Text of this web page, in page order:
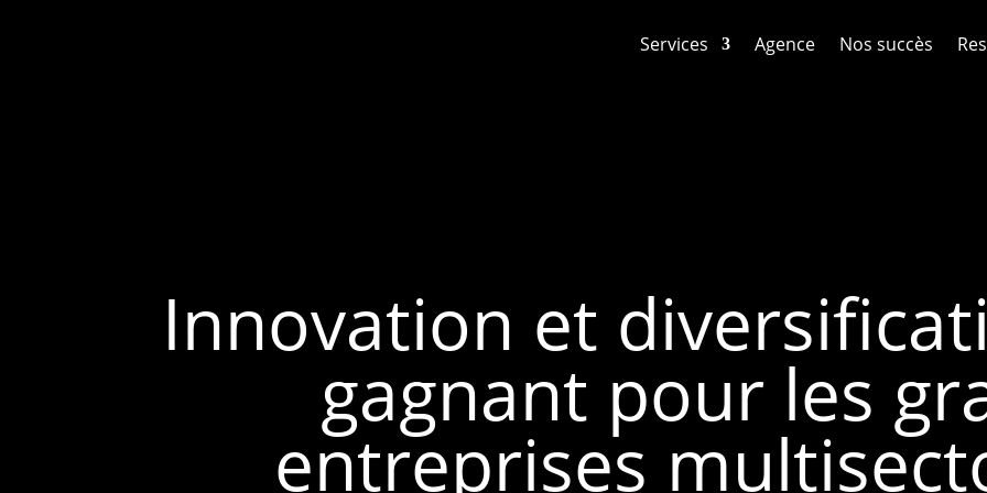
Services Agence Nos succès
Innovation et
gagnant pour les
entreprises